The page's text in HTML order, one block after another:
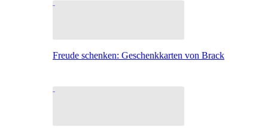
Freude schenken: Geschenkkarten von Brack